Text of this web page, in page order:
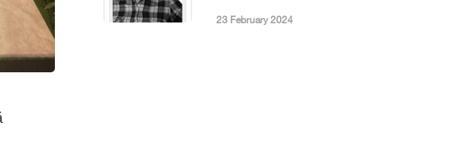
23 February 2024